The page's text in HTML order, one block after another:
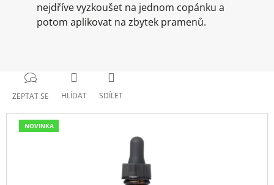
nejdříve vyzkoušet na jednom copánku a
potom aplikovat na zbytek pramenů.
ZEPTAT SE HLÍDAT SDÍLET
NOVINKA